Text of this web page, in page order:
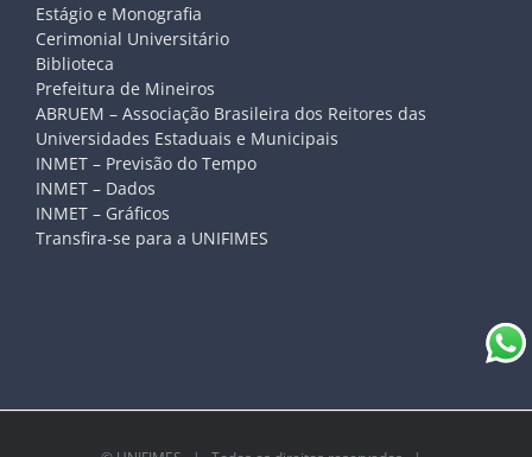
Estágio e Monografia
Cerimonial Universitário
Biblioteca
Prefeitura de Mineiros
ABRUEM – Associação Brasileira dos Reitores das
Universidades Estaduais e Municipais
INMET – Previsão do Tempo
INMET – Dados
INMET – Gráficos
Transfira-se para a UNIFIMES